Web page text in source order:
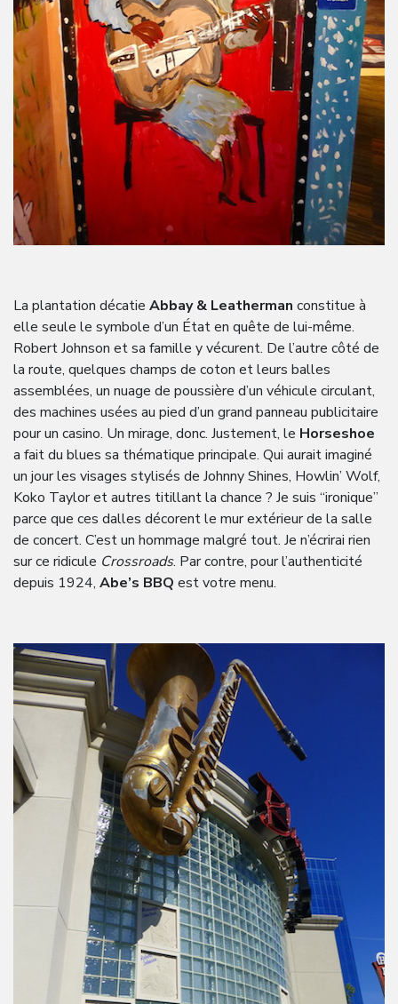
La plantation décatie Abbay & Leatherman constitue à
elle seule le symbole d’un État en quête de lui-même.
Robert Johnson et sa famille y vécurent. De l’autre côté de
la route, quelques champs de coton et leurs balles
assemblées, un nuage de poussière d’un véhicule circulant,
des machines usées au pied d’un grand panneau publicitaire
pour un casino. Un mirage, donc. Justement, le Horseshoe
a fait du blues sa thématique principale. Qui aurait imaginé
un jour les visages stylisés de Johnny Shines, Howlin’ Wolf,
Koko Taylor et autres titillant la chance ? Je suis “ironique”
parce que ces dalles décorent le mur extérieur de la salle
de concert. C’est un hommage malgré tout. Je n’écrirai rien
sur ce ridicule Crossroads. Par contre, pour l’authenticité
depuis 1924, Abe’s BBQ est votre menu.